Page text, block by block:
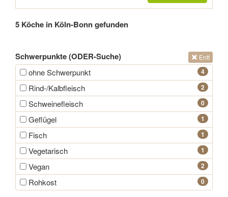
5 Köche in Köln-Bonn gefunden
Schwerpunkte (ODER-Suche) Entf
4
ohne Schwerpunkt
2
Rind-/Kalbfleisch
0
Schweinefleisch
1
Geflügel
1
Fisch
1
Vegetarisch
2
Vegan
0
Rohkost